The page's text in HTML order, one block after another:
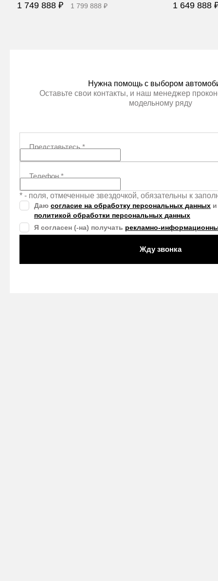
1 749 888 ₽ 1 799 888 ₽ 1 649 888
Нужна помощь с выбором
Оставьте свои контакты, и наш менеджер
модельному ряду
Представьтесь*
Телефон*
* - поля, отмеченные звездочкой, обязательны к
Даю согласие на обработку персональных данных
политикой обработки персональных данных
Я согласен (-на) получать рекламно-
Жду звонка